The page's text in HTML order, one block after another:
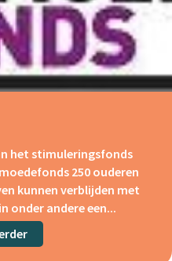
het stimuleringsfonds
250 ouderen
kunnen verblijden met
onder andere een...
about Armoedefonds